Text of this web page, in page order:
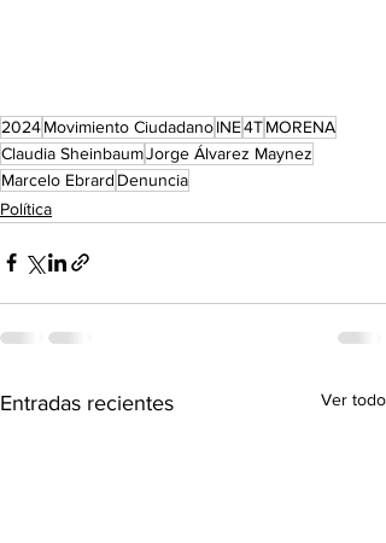
2024Movimiento CiudadanoINE4TMORENA
Claudia SheinbaumJorge Álvarez Maynez
Marcelo Ebrard Denuncia
Política
Entradas recientes Ver todo